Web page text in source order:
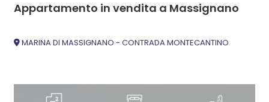
Appartamento in vendita a Massignano
MARINA DI MASSIGNANO - CONTRADA MONTECANTINO